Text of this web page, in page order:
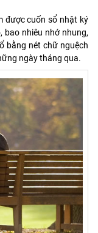
được cuốn sổ nhật ký
bao nhiêu nhớ nhung,
bằng nét chữ nguệch
ngày tháng qua.